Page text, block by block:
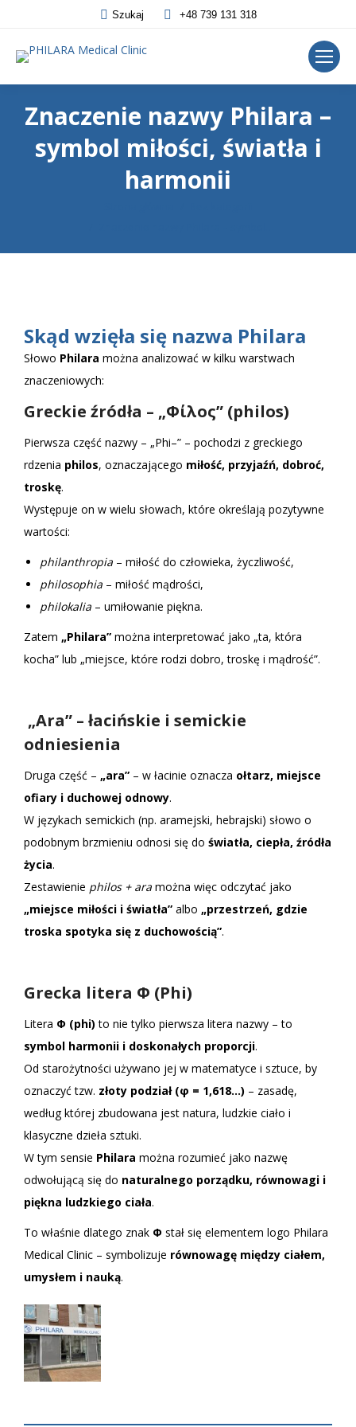
Szukaj +48 739 131 318
Znaczenie nazwy Philara –
symbol miłości, światła i
harmonii
Skąd wzięła się nazwa Philara
Słowo Philara można analizować w kilku warstwach
znaczeniowych:
Greckie źródła – „Φίλος” (philos)
Pierwsza część nazwy – „Phi–” – pochodzi z greckiego
rdzenia philos, oznaczającego miłość, przyjaźń, dobroć,
troskę.
Występuje on w wielu słowach, które określają pozytywne
wartości:
philanthropia – miłość do człowieka, życzliwość,
philosophia – miłość mądrości,
philokalia – umiłowanie piękna.
Zatem „Philara” można interpretować jako „ta, która
kocha” lub „miejsce, które rodzi dobro, troskę i mądrość”.
„Ara” – łacińskie i semickie
odniesienia
Druga część – „ara” – w łacinie oznacza ołtarz, miejsce
ofiary i duchowej odnowy.
W językach semickich (np. aramejski, hebrajski) słowo o
podobnym brzmieniu odnosi się do światła, ciepła, źródła
życia.
Zestawienie philos + ara można więc odczytać jako
„miejsce miłości i światła” albo „przestrzeń, gdzie
troska spotyka się z duchowością”.
Grecka litera Φ (Phi)
Litera Φ (phi) to nie tylko pierwsza litera nazwy – to
symbol harmonii i doskonałych proporcji.
Od starożytności używano jej w matematyce i sztuce, by
oznaczyć tzw. złoty podział (φ = 1,618…) – zasadę,
według której zbudowana jest natura, ludzkie ciało i
klasyczne dzieła sztuki.
W tym sensie Philara można rozumieć jako nazwę
odwołującą się do naturalnego porządku, równowagi i
piękna ludzkiego ciała.
To właśnie dlatego znak Φ stał się elementem logo Philara
Medical Clinic – symbolizuje równowagę między ciałem,
umysłem i nauką.